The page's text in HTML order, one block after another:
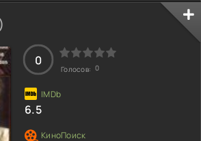
лишь недоверие. Ситуация меняется,
становится кандидат в
отношение к делу. Получив
ожесточённую охоту на
)
0
Голосов: 0
6.5